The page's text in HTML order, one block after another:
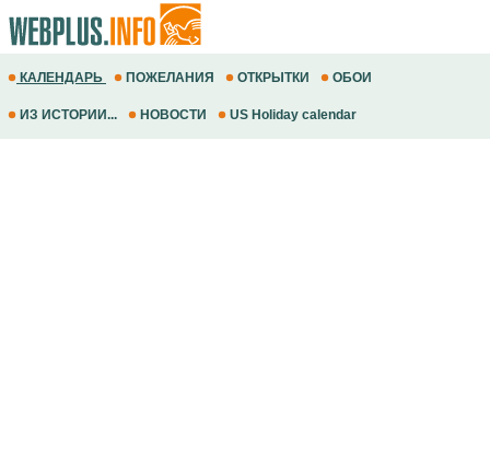
КАЛЕНДАРЬ ПОЖЕЛАНИЯ ОТКРЫТКИ ОБОИ
ИЗ ИСТОРИИ... НОВОСТИ US Holiday calendar